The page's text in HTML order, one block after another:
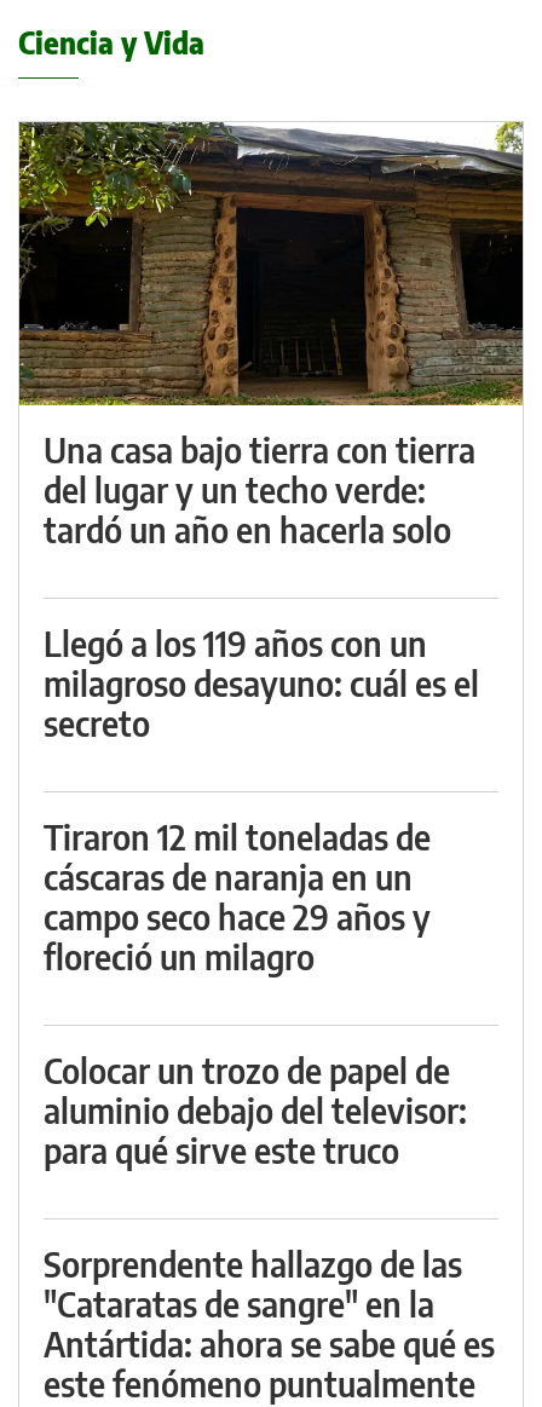
Ciencia y Vida
Una casa bajo tierra con tierra
del lugar y un techo verde:
tardó un año en hacerla solo
Llegó a los 119 años con un
milagroso desayuno: cuál es el
secreto
Tiraron 12 mil toneladas de
cáscaras de naranja en un
campo seco hace 29 años y
floreció un milagro
Colocar un trozo de papel de
aluminio debajo del televisor:
para qué sirve este truco
Sorprendente hallazgo de las
"Cataratas de sangre" en la
Antártida: ahora se sabe qué es
este fenómeno puntualmente